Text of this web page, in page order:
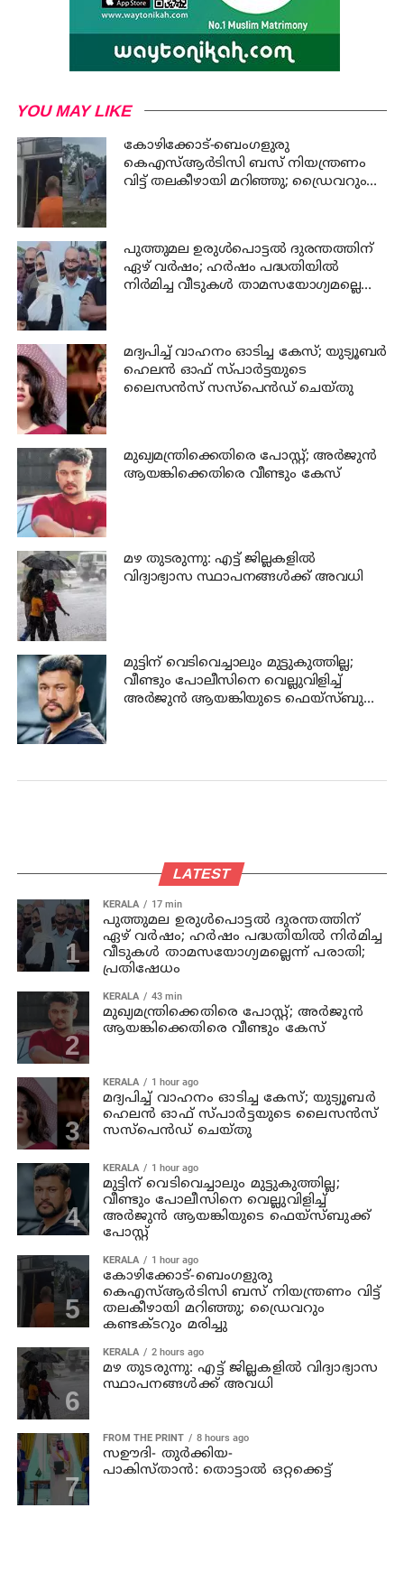
YOU MAY LIKE
കോഴിക്കോട്-ബെംഗളുരു
കെഎസ്ആര്‍ടിസി ബസ് നിയന്ത്രണം
വിട്ട് തലകീഴായി മറിഞ്ഞു; ഡ്രൈവറും
പുത്തുമല ഉരുള്‍പൊട്ടല്‍ ദുരന്തത്തിന്
ഏഴ് വര്‍ഷം; ഹര്‍ഷം പദ്ധതിയില്‍
നിര്‍മിച്ച വീടുകള്‍ താമസയോഗ്യമല്ലെന്ന്
മദ്യപിച്ച് വാഹനം ഓടിച്ച കേസ്; യുട്യൂബര്‍
ഹെലന്‍ ഓഫ് സ്പാര്‍ട്ടയുടെ
ലൈസന്‍സ് സസ്പെന്‍ഡ് ചെയ്തു
മുഖ്യമന്ത്രിക്കെതിരെ പോസ്റ്റ്; അര്‍ജുന്‍
ആയങ്കിക്കെതിരെ വീണ്ടും കേസ്
മഴ തുടരുന്നു: എട്ട് ജില്ലകളില്‍
വിദ്യാഭ്യാസ സ്ഥാപനങ്ങള്‍ക്ക് അവധി
മുട്ടിന് വെടിവെച്ചാലും മുട്ടുകുത്തില്ല;
വീണ്ടും പോലീസിനെ വെല്ലുവിളിച്ച്
അര്‍ജുന്‍ ആയങ്കിയുടെ ഫെയ്‌സ്ബുക്ക്
LATEST
KERALA 17 min
പുത്തുമല ഉരുള്‍പൊട്ടല്‍ ദുരന്തത്തിന്
ഏഴ് വര്‍ഷം; ഹര്‍ഷം പദ്ധതിയില്‍ നിര്‍മിച്ച
വീടുകള്‍ താമസയോഗ്യമല്ലെന്ന് പരാതി;
പ്രതിഷേധം
KERALA 43 min
മുഖ്യമന്ത്രിക്കെതിരെ പോസ്റ്റ്; അര്‍ജുന്‍
ആയങ്കിക്കെതിരെ വീണ്ടും കേസ്
KERALA 1 hour ago
മദ്യപിച്ച് വാഹനം ഓടിച്ച കേസ്; യുട്യൂബര്‍
ഹെലന്‍ ഓഫ് സ്പാര്‍ട്ടയുടെ ലൈസന്‍സ്
സസ്പെന്‍ഡ് ചെയ്തു
KERALA 1 hour ago
മുട്ടിന് വെടിവെച്ചാലും മുട്ടുകുത്തില്ല;
വീണ്ടും പോലീസിനെ വെല്ലുവിളിച്ച്
അര്‍ജുന്‍ ആയങ്കിയുടെ ഫെയ്‌സ്ബുക്ക്
പോസ്റ്റ്
KERALA 1 hour ago
കോഴിക്കോട്-ബെംഗളുരു
കെഎസ്ആര്‍ടിസി ബസ് നിയന്ത്രണം വിട്ട്
തലകീഴായി മറിഞ്ഞു; ഡ്രൈവറും
കണ്ടക്ടറും മരിച്ചു
KERALA 2 hours ago
മഴ തുടരുന്നു: എട്ട് ജില്ലകളില്‍ വിദ്യാഭ്യാസ
സ്ഥാപനങ്ങള്‍ക്ക് അവധി
FROM THE PRINT 8 hours ago
സഊദി- തുർക്കിയ-
പാകിസ്താൻ: തൊട്ടാൽ ഒറ്റക്കെട്ട്